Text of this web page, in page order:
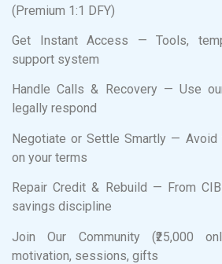
(Premium 1:1 DFY)
Get Instant Access — Tools,
support system
Handle Calls & Recovery — Use
legally respond
Negotiate or Settle Smartly —
on your terms
Repair Credit & Rebuild — From
savings discipline
Join Our Community (₹25,000
motivation, sessions, gifts